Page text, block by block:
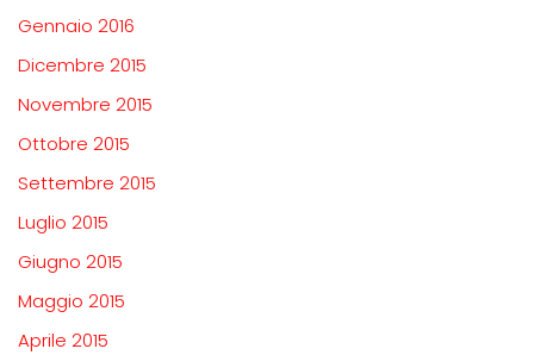
Gennaio 2016
Dicembre 2015
Novembre 2015
Ottobre 2015
Settembre 2015
Luglio 2015
Giugno 2015
Maggio 2015
Aprile 2015